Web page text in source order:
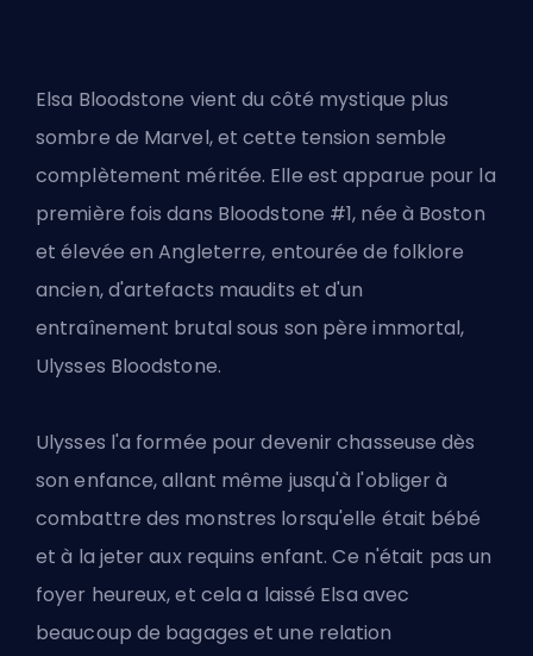
Elsa Bloodstone vient du côté mystique plus
sombre de Marvel, et cette tension semble
complètement méritée. Elle est apparue pour la
première fois dans Bloodstone #1, née à Boston
et élevée en Angleterre, entourée de folklore
ancien, d'artefacts maudits et d'un
entraînement brutal sous son père immortal,
Ulysses Bloodstone.
Ulysses l'a formée pour devenir chasseuse dès
son enfance, allant même jusqu'à l'obliger à
combattre des monstres lorsqu'elle était bébé
et à la jeter aux requins enfant. Ce n'était pas un
foyer heureux, et cela a laissé Elsa avec
beaucoup de bagages et une relation